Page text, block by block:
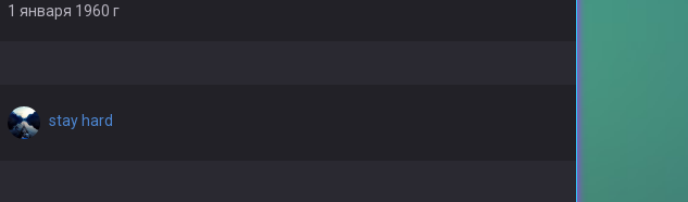
1 января 1960 г
stay hard